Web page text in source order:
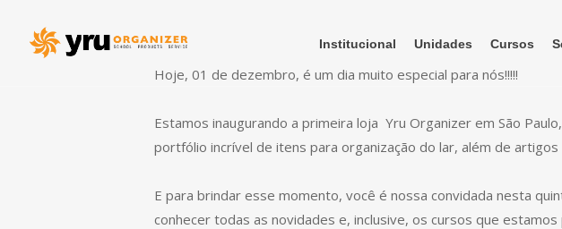
Institucional Unidades Cursos
Hoje, 01 de dezembro, é um dia muito especial para nós!!!!!
Estamos inaugurando a primeira loja Yru Organizer em São
portfólio incrível de itens para organização do lar, além de
E para brindar esse momento, você é nossa convidada nesta
conhecer todas as novidades e, inclusive, os cursos que